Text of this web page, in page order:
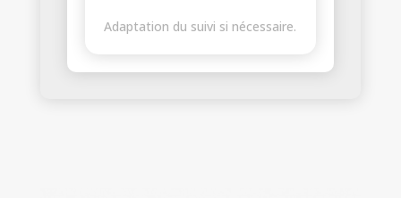
Adaptation du suivi si nécessaire.